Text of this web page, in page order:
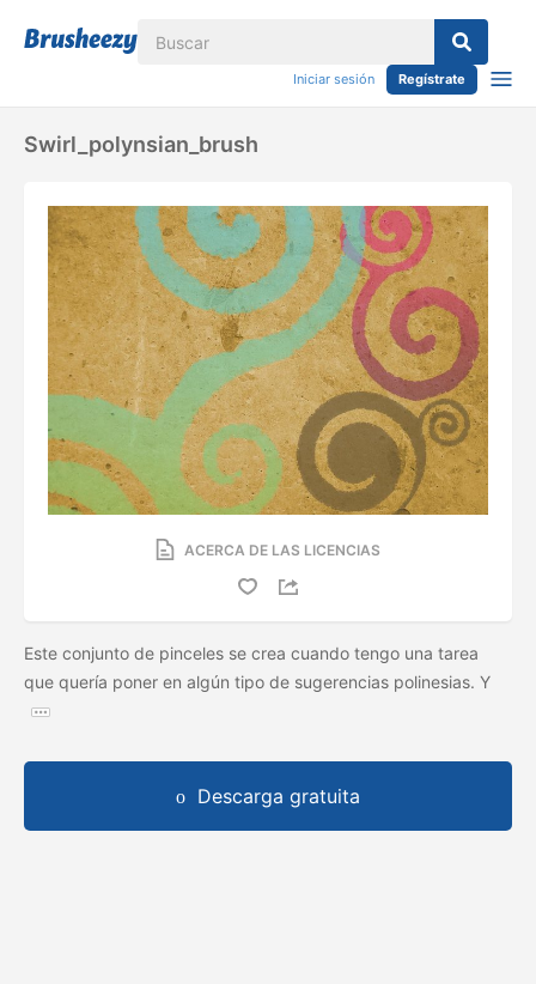
Iniciar sesión Regístrate
Swirl_polynsian_brush
ACERCA DE LAS LICENCIAS
Este conjunto de pinceles se crea cuando tengo una tarea
que quería poner en algún tipo de sugerencias polinesias. Y
Descarga gratuita